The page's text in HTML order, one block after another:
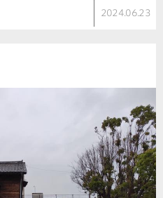
2024.06.23